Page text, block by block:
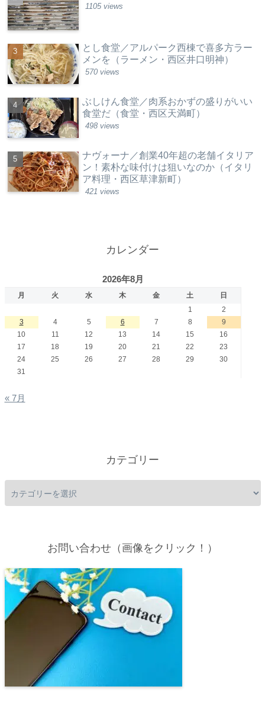
1105 views
とし食堂／アルパーク西棟で喜多方ラー
メンを（ラーメン・西区井口明神）
570 views
ぶしけん食堂／肉系おかずの盛りがいい
食堂だ（食堂・西区天満町）
498 views
ナヴォーナ／創業40年超の老舗イタリア
ン！素朴な味付けは狙いなのか（イタリ
ア料理・西区草津新町）
421 views
カレンダー
2026年8月
月 火 水 木 金 土
日
1
2
3
4 5 6 7 8
9
10
11 12 13 14 15
16
17
18 19 20 21 22
23
24
25 26 27 28 29
30
31
« 7月
カテゴリー
お問い合わせ（画像をクリック！）